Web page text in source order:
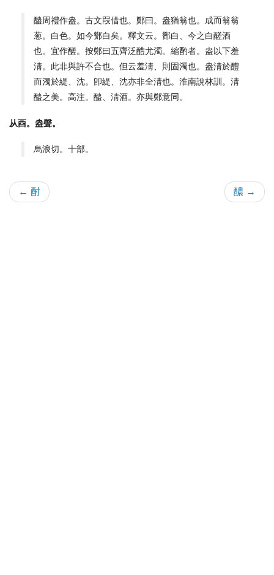
醠周禮作盎。古文叚借也。鄭曰。盎猶翁也。成而翁翁
葱。白色。如今酂白矣。釋文云。酂白、今之白醝酒
也。宜作醝。按鄭曰五齊泛醴尤濁。縮酌者。盎以下羞
淸。此非與許不合也。但云羞淸、則固濁也。盎淸於醴
而濁於緹、沈。卽緹、沈亦非全淸也。淮南說林訓。淸
醠之美。高注。醠、淸酒。亦與鄭意同。
从酉。盎聲。
烏浪切。十部。
← 酎 醲 →